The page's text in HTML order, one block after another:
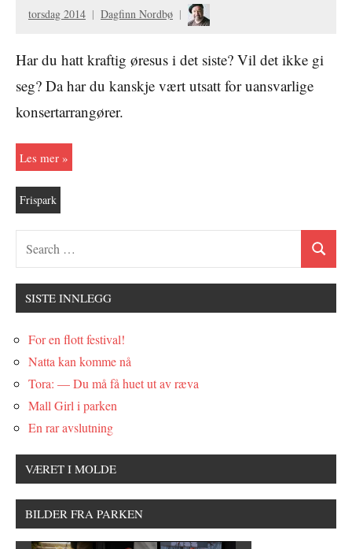
torsdag 2014 Dagfinn Nordbø
Har du hatt kraftig øresus i det siste? Vil det ikke gi
seg? Da har du kanskje vært utsatt for uansvarlige
konsertarrangører.
Les mer
Frispark
SISTE INNLEGG
For en flott festival!
Natta kan komme nå
Tora: — Du må få huet ut av ræva
Mall Girl i parken
En rar avslutning
VÆRET I MOLDE
BILDER FRA PARKEN